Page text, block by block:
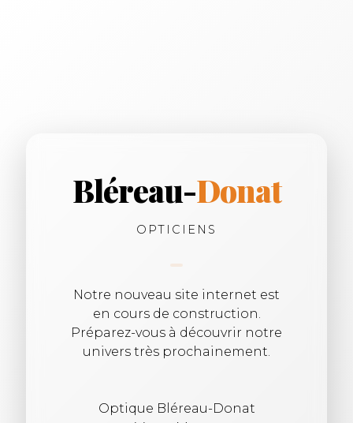
Bléreau-Donat
OPTICIENS
Notre nouveau site internet est
en cours de construction.
Préparez-vous à découvrir notre
univers très prochainement.
Optique Bléreau-Donat